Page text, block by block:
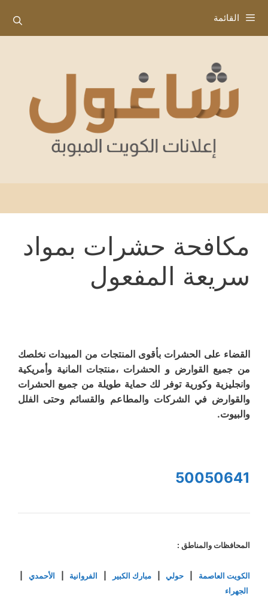
إلى
المحتوى
القائمة
مكافحة حشرات بمواد
سريعة المفعول
القضاء على الحشرات بأقوى المنتجات من المبيدات نخلصك
من جميع القوارض و الحشرات ،منتجات المانية وأمريكية
وانجليزية وكورية توفر لك حماية طويلة من جميع الحشرات
والقوارض في الشركات والمطاعم والقسائم وحتى الفلل
والبيوت.
50050641
المحافظات والمناطق :
الكويت العاصمة حولي|مبارك الكبير الفروانية الأحمدي
الجهراء